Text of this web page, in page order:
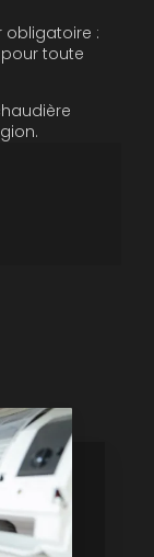
obligatoire :
toute